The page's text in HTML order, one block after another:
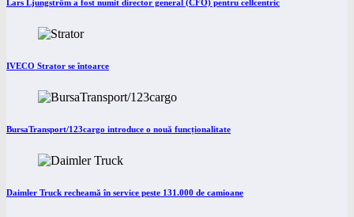
Lars Ljungström a fost numit director general (CFO) pentru cellcentric
IVECO Strator se întoarce
BursaTransport/123cargo introduce o nouă funcționalitate
Daimler Truck recheamă în service peste 131.000 de camioane